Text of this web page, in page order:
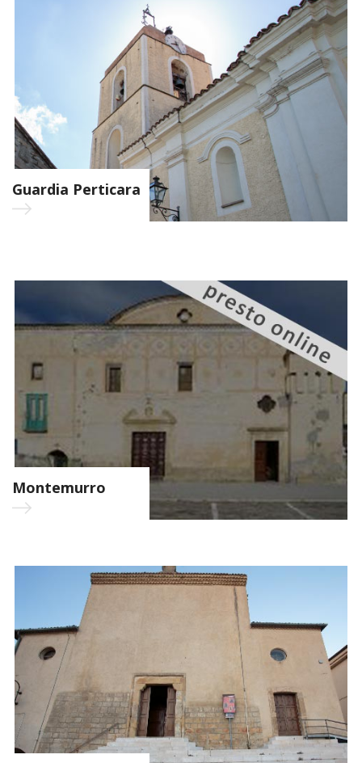
Guardia Perticara
Montemurro